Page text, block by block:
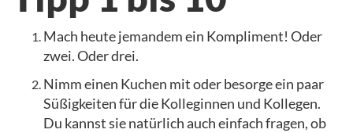
Mach heute jemandem ein Kompliment! Oder
zwei. Oder drei.
Nimm einen Kuchen mit oder besorge ein paar
Süßigkeiten für die Kolleginnen und Kollegen.
Du kannst sie natürlich auch einfach fragen, ob